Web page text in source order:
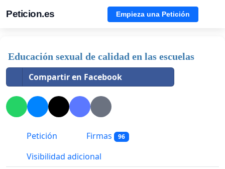
Peticion.es Empieza una Petición
Educación sexual de calidad en las escuelas
Compartir en Facebook
Petición Firmas 96
Visibilidad adicional